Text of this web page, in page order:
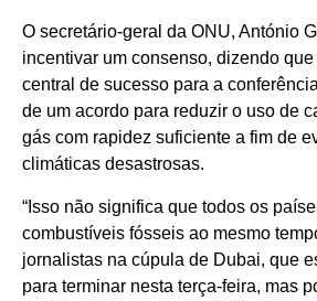
O secretário-geral da ONU, António
incentivar um consenso, dizendo
central de sucesso para a
de um acordo para reduzir o uso de
gás com rapidez suficiente a fim de
climáticas desastrosas.
“Isso não significa que todos os
combustíveis fósseis ao mesmo
jornalistas na cúpula de Dubai, que
para terminar nesta terça-feira, mas